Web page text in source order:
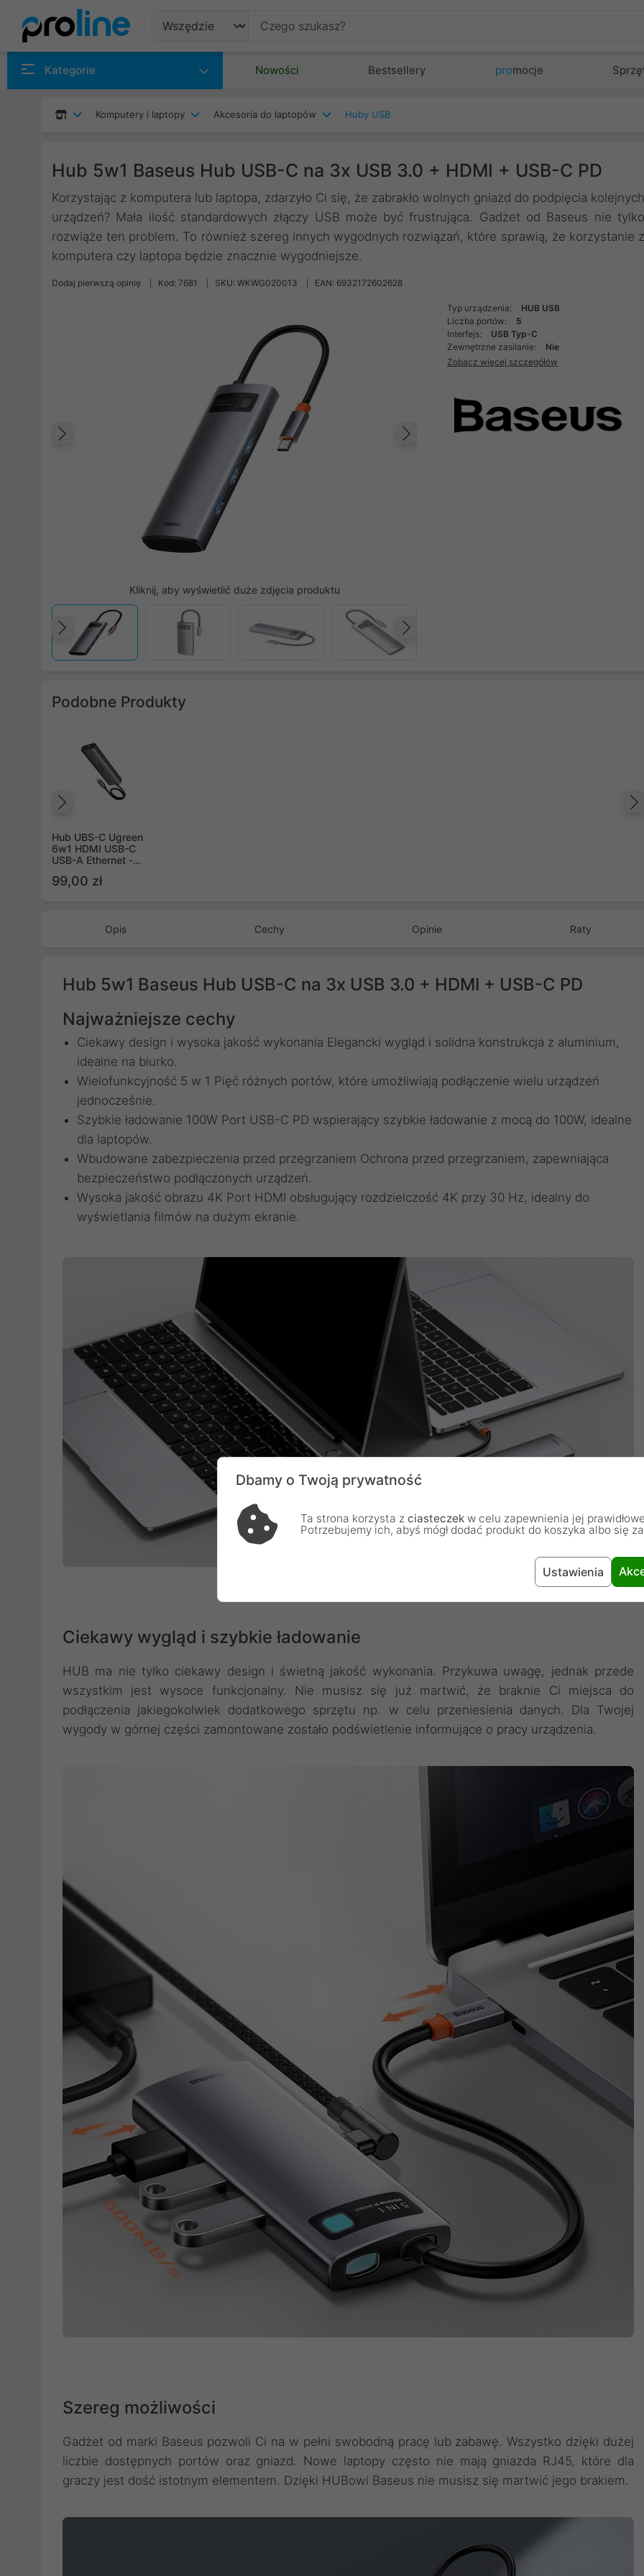
Kategorie Nowości Bestsellery promocje
Komputery i laptopy Akcesoria do laptopów Huby USB
Hub 5w1 Baseus Hub USB-C na 3x USB 3.0 + HDMI + USB-C PD
Korzystając z komputera lub laptopa, zdarzyło Ci się, że zabrakło wolnych gniazd do podpięcia kolejnych
urządzeń? Mała ilość standardowych złączy USB może być frustrująca. Gadżet od Baseus nie tylko
rozwiąże ten problem. To również szereg innych wygodnych rozwiązań, które sprawią, że korzystanie z
komputera czy laptopa będzie znacznie wygodniejsze.
Dodaj pierwszą opinię Kod: 7681 SKU: WKWG020013 EAN: 6932172602628
Kliknij, aby wyświetlić duże zdjęcia produktu
Poprzedni
Typ urządzenia:
HUB USB
Liczba portów:
5
Interfejs:
USB Typ-C
Zewnętrzne zasilanie:
Nie
Zobacz więcej szczegółów
Podobne Produkty
Hub UBS-C Ugreen
6w1 HDMI USB-C
USB-A Ethernet -
99,00 zł
Opis Cechy Opinie Raty
Hub 5w1 Baseus Hub USB-C na 3x USB 3.0 + HDMI + USB-C PD
Najważniejsze cechy
Ciekawy design i wysoka jakość wykonania Elegancki wygląd i solidna konstrukcja z aluminium,
idealne na biurko.
Wielofunkcyjność 5 w 1 Pięć różnych portów, które umożliwiają podłączenie wielu urządzeń
jednocześnie.
Szybkie ładowanie 100W Port USB-C PD wspierający szybkie ładowanie z mocą do 100W, idealne
dla laptopów.
Wbudowane zabezpieczenia przed przegrzaniem Ochrona przed przegrzaniem, zapewniająca
bezpieczeństwo podłączonych urządzeń.
Wysoka jakość obrazu 4K Port HDMI obsługujący rozdzielczość 4K przy 30 Hz, idealny do
wyświetlania filmów na dużym ekranie.
Ciekawy wygląd i szybkie ładowanie
HUB ma nie tylko ciekawy design i świetną jakość wykonania. Przykuwa uwagę, jednak przede
wszystkim jest wysoce funkcjonalny. Nie musisz się już martwić, że braknie Ci miejsca do
podłączenia jakiegokolwiek dodatkowego sprzętu np. w celu przeniesienia danych. Dla Twojej
wygody w górnej części zamontowane zostało podświetlenie informujące o pracy urządzenia.
Szereg możliwości
Gadżet od marki Baseus pozwoli Ci na w pełni swobodną pracę lub zabawę. Wszystko dzięki dużej
liczbie dostępnych portów oraz gniazd. Nowe laptopy często nie mają gniazda RJ45, które dla
graczy jest dość istotnym elementem. Dzięki HUBowi Baseus nie musisz się martwić jego brakiem.
Dbamy o Twoją prywatność
Ta strona korzysta z ciasteczek w celu zapewnienia jej
Potrzebujemy ich, abyś mógł dodać produkt do koszyka albo się
Ustawienia